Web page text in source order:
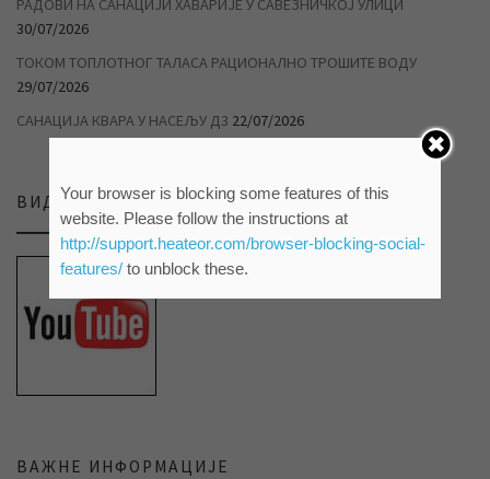
РАДОВИ НА САНАЦИЈИ ХАВАРИЈЕ У САВЕЗНИЧКОЈ УЛИЦИ
30/07/2026
ТОКОМ ТОПЛОТНОГ ТАЛАСА РАЦИОНАЛНО ТРОШИТЕ ВОДУ
29/07/2026
САНАЦИЈА КВАРА У НАСЕЉУ Д3 22/07/2026
ВИДЕО ПРИЛОЗИ НА НАШЕМ ЈУТЈУБ КАНАЛУ
ВАЖНЕ ИНФОРМАЦИЈЕ
Your browser is blocking some features of this
website. Please follow the instructions at
http://support.heateor.com/browser-blocking-social-
features/to unblock these.